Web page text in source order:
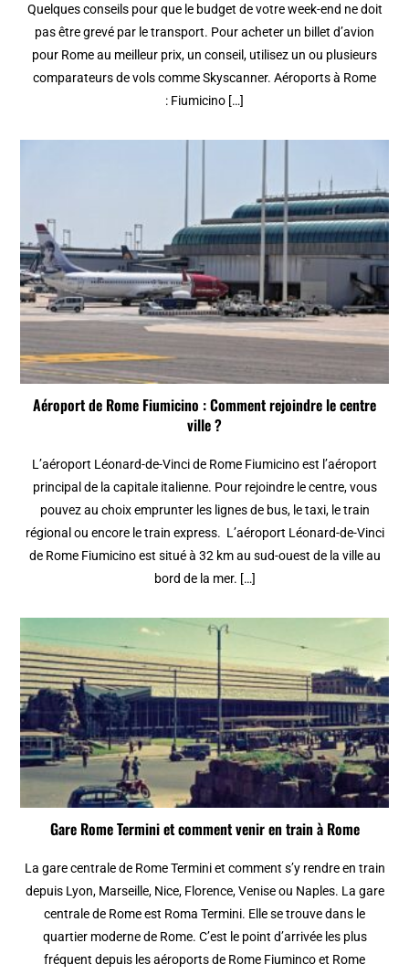
Quelques conseils pour que le budget de votre week-end ne doit
pas être grevé par le transport. Pour acheter un billet d’avion
pour Rome au meilleur prix, un conseil, utilisez un ou plusieurs
comparateurs de vols comme Skyscanner. Aéroports à Rome
: Fiumicino […]
Aéroport de Rome Fiumicino : Comment rejoindre le centre
ville ?
L’aéroport Léonard-de-Vinci de Rome Fiumicino est l’aéroport
principal de la capitale italienne. Pour rejoindre le centre, vous
pouvez au choix emprunter les lignes de bus, le taxi, le train
régional ou encore le train express. L’aéroport Léonard-de-Vinci
de Rome Fiumicino est situé à 32 km au sud-ouest de la ville au
bord de la mer. […]
Gare Rome Termini et comment venir en train à Rome
La gare centrale de Rome Termini et comment s’y rendre en train
depuis Lyon, Marseille, Nice, Florence, Venise ou Naples. La gare
centrale de Rome est Roma Termini. Elle se trouve dans le
quartier moderne de Rome. C’est le point d’arrivée les plus
fréquent depuis les aéroports de Rome Fiuminco et Rome